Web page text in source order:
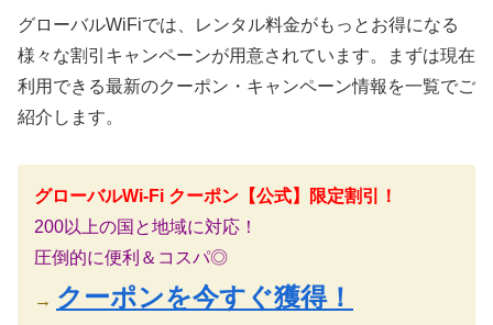
グローバルWiFiでは、レンタル料金がもっとお得になる
様々な割引キャンペーンが用意されています。まずは現在
利用できる最新のクーポン・キャンペーン情報を一覧でご
紹介します。
グローバルWi-Fi クーポン【公式】限定割引！
200以上の国と地域に対応！
圧倒的に便利＆コスパ◎
→ クーポンを今すぐ獲得！